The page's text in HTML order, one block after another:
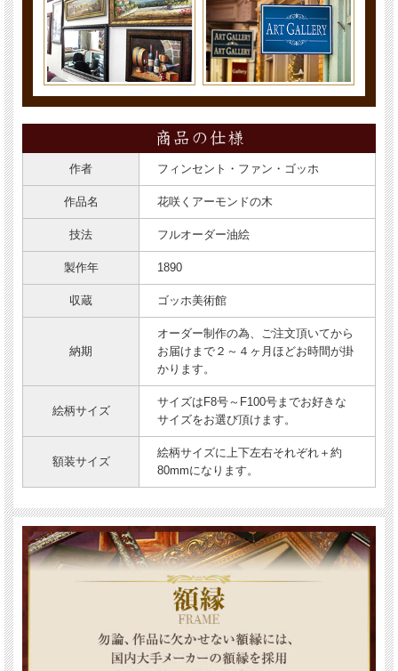
作者 フィンセント・ファン・ゴッホ
作品名 花咲くアーモンドの木
技法 フルオーダー油絵
製作年 1890
収蔵 ゴッホ美術館
納期
オーダー制作の為、ご注文頂いてから
お届けまで２～４ヶ月ほどお時間が掛
かります。
絵柄サイズ
サイズはF8号～F100号までお好きな
サイズをお選び頂けます。
額装サイズ
絵柄サイズに上下左右それぞれ＋約
80mmになります。